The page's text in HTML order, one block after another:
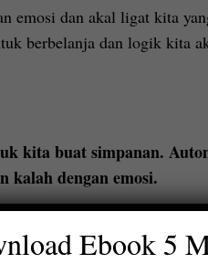
emosi dan akal ligat kita
berbelanja dan logik kita
kita buat simpanan.
dengan emosi.
Ebook 5